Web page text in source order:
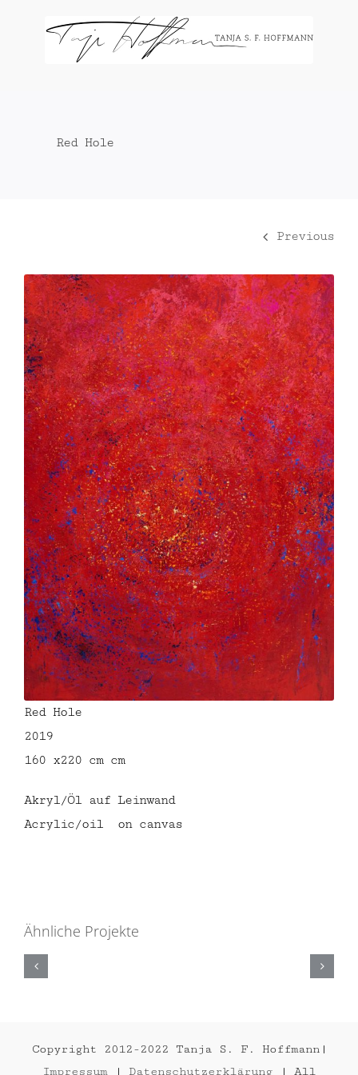
Red Hole
Previous
Red Hole
2019
160 x220 cm cm
Akryl/Öl auf Leinwand
Acrylic/oil on canvas
Ähnliche Projekte
RED
Copyright 2012-2022 Tanja S. F. Hoffmann|
Impressum| Datenschutzerklärung | All